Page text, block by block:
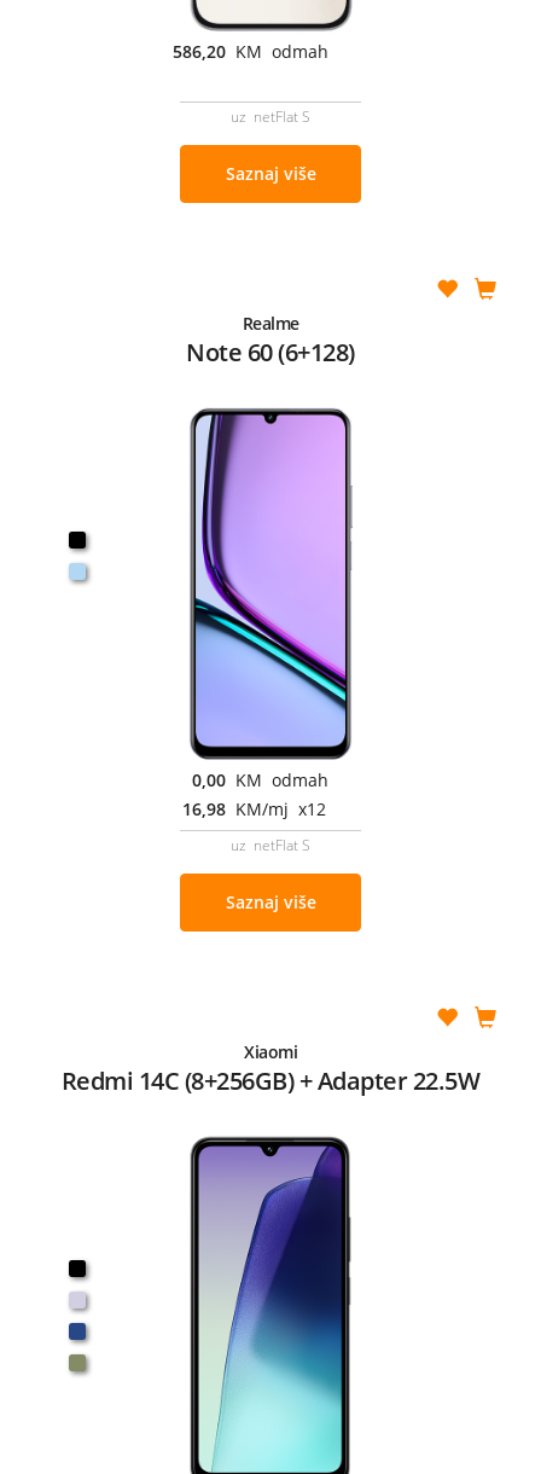
586,20 KM odmah
uz netFlat S
Saznaj više
Realme
Note 60 (6+128)
0,00 KM odmah
16,98 KM/mj x12
uz netFlat S
Saznaj više
Xiaomi
Redmi 14C (8+256GB) + Adapter 22.5W